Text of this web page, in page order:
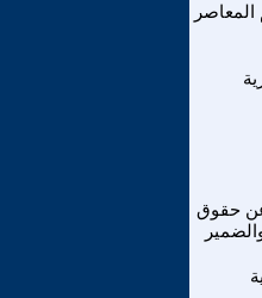
المعاصر
حقوق